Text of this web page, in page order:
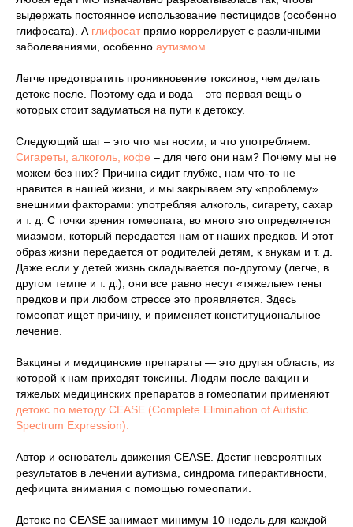
выдержать постоянное использование пестицидов (особенно
глифосата). А глифосатпрямо коррелирует с различными
заболеваниями, особенно аутизмом
Легче предотвратить проникновение токсинов, чем делать
детокс после. Поэтому еда и вода – это первая вещь о
которых стоит задуматься на пути к детоксу.
Следующий шаг – это что мы носим, и что употребляем.
Сигареты, алкоголь, кофе – для чего они нам? Почему мы не
можем без них? Причина сидит глубже, нам что-то не
нравится в нашей жизни, и мы закрываем эту «проблему»
внешними факторами: употребляя алкоголь, сигарету, сахар
и т. д. С точки зрения гомеопата, во много это определяется
миазмом, который передается нам от наших предков. И этот
образ жизни передается от родителей детям, к внукам и т. д.
Даже если у детей жизнь складывается по-другому (легче, в
другом темпе и т. д.), они все равно несут «тяжелые» гены
предков и при любом стрессе это проявляется. Здесь
гомеопат ищет причину, и применяет конституциональное
лечение.
Вакцины и медицинские препараты — это другая область, из
которой к нам приходят токсины. Людям после вакцин и
тяжелых медицинских препаратов в гомеопатии применяют
детокс по методу CEASE (Complete Elimination of Autistic
Spectrum Expression).
Автор и основатель движения CEASE. Достиг невероятных
результатов в лечении аутизма, синдрома гиперактивности,
дефицита внимания с помощью гомеопатии.
Детокс по CEASE занимает минимум 10 недель для каждой